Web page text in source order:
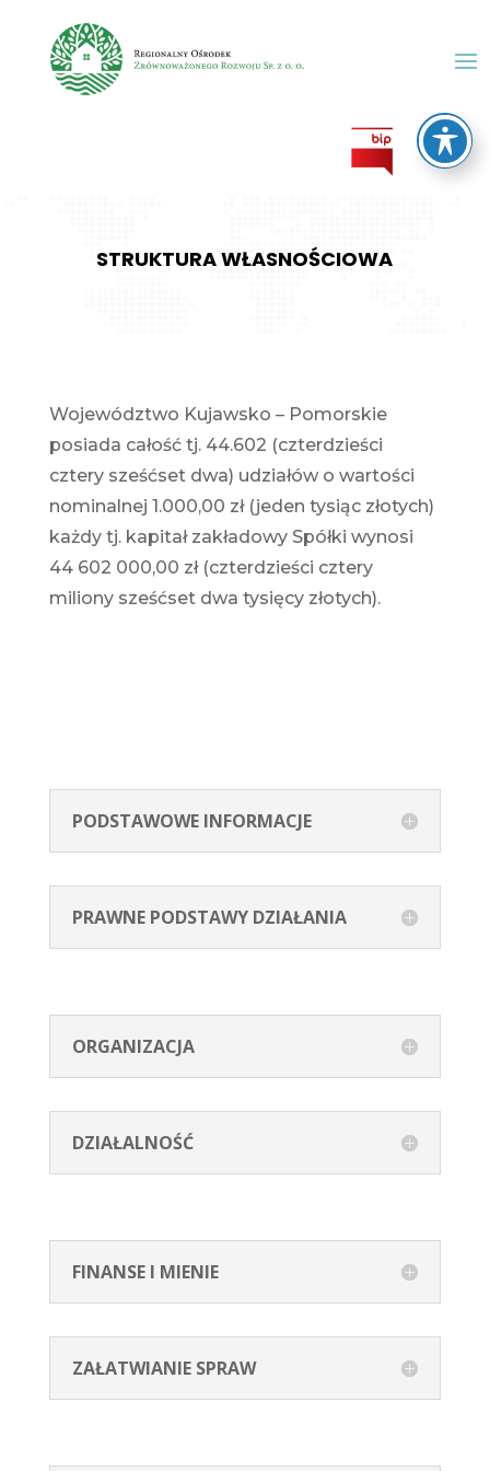
STRUKTURA WŁASNOŚCIOWA
Województwo Kujawsko – Pomorskie
posiada całość tj. 44.602 (czterdzieści
cztery sześćset dwa) udziałów o wartości
nominalnej 1.000,00 zł (jeden tysiąc złotych)
każdy tj. kapitał zakładowy Spółki wynosi
44 602 000,00 zł (czterdzieści cztery
miliony sześćset dwa tysięcy złotych).
PODSTAWOWE INFORMACJE
PRAWNE PODSTAWY DZIAŁANIA
ORGANIZACJA
DZIAŁALNOŚĆ
FINANSE I MIENIE
ZAŁATWIANIE SPRAW